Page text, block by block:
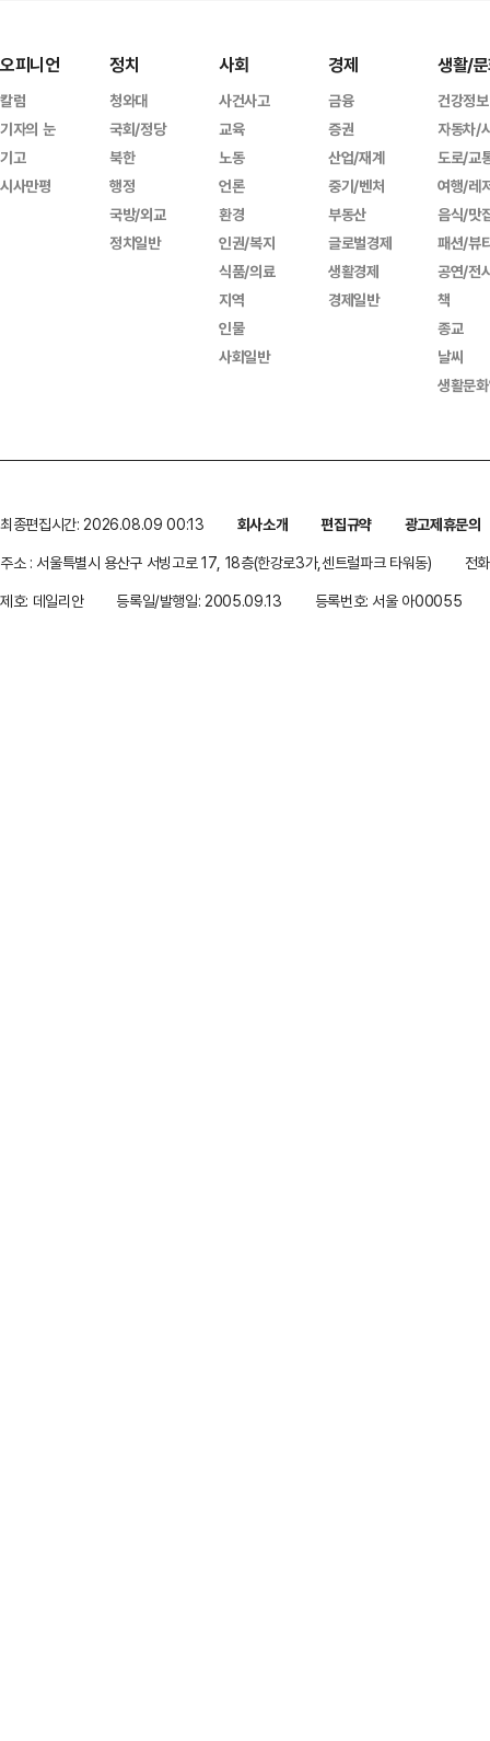
오피니언
칼럼
기자의 눈
기고
시사만평
정치
청와대
국회/정당
북한
행정
국방/외교
정치일반
사회
사건사고
교육
노동
언론
환경
인권/복지
식품/의료
지역
인물
사회일반
경제
금융
증권
산업/재계
중기/벤처
부동산
글로벌경제
생활경제
경제일반
생활/
건강정보
자동차/
도로/교
여행/레
음식/맛
패션/뷰
공연/전
책
종교
날씨
생활문
최종편집시간: 2026.08.09 00:13 회사소개 편집규약
광고제휴문의
주소 : 서울특별시 용산구 서빙고로 17, 18층(한강로3가,센트럴파크 타워동)
전
제호: 데일리안
등록일/발행일: 2005.09.13 등록번호: 서울 아00055